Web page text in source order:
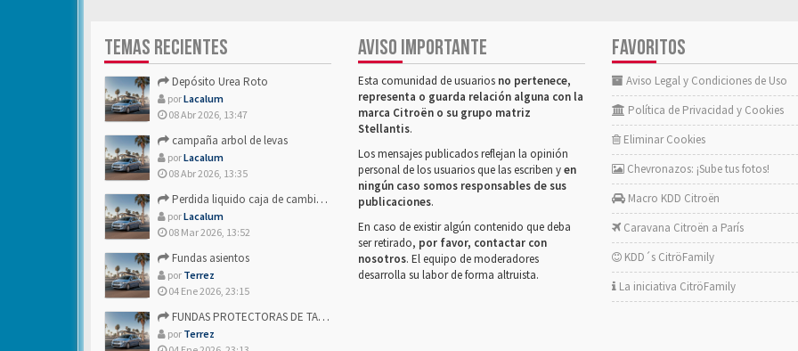
TEMAS RECIENTES
Depósito Urea Roto
porLacalum
08 Abr 2026, 13:47
campaña arbol de levas
porLacalum
08 Abr 2026, 13:35
Perdida liquido caja de cambios- Alguien sabria decirme
porLacalum
08 Mar 2026, 13:52
Fundas asientos
por Terrez
04 Ene 2026, 23:15
FUNDAS PROTECTORAS DE TAPICERIA
por Terrez
AVISO IMPORTANTE
Esta comunidad de usuarios no pertenece,
representa o guarda relación alguna con la
marca Citroën o su grupo matriz
Stellantis.
Los mensajes publicados reflejan la opinión
personal de los usuarios que las escriben yen
ningún caso somos responsables de sus
publicaciones.
En caso de existir algún contenido que deba
ser retirado, por favor, contactar con
nosotros. El equipo de moderadores
desarrolla su labor de forma altruista.
FAVORITOS
Aviso Legal y Condiciones de Uso
Política de Privacidad y Cookies
Eliminar Cookies
Chevronazos: ¡Sube tus fotos!
Macro KDD Citroën
Caravana Citroën a París
KDD´s CitröFamily
La iniciativa CitröFamily